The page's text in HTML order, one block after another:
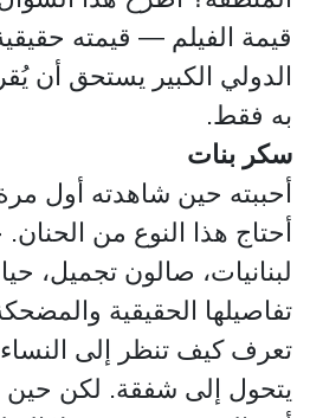
قيمة الفيلم — قيمته
الدولي الكبير يستحق أن
به فقط.
سكر بنات
أحببته حين شاهدته أول
أحتاج هذا النوع من
لبنانيات، صالون تجميل،
تفاصيلها الحقيقية
تعرف كيف تنظر إلى
يتحول إلى شفقة. لكن حين